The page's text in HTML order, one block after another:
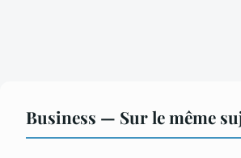
Business — Sur le même